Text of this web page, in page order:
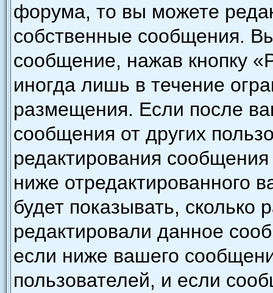
форума, то вы можете
собственные сообщения.
сообщение, нажав кнопку
иногда лишь в течение
размещения. Если после
сообщения от других
редактирования
ниже отредактированного
будет показывать, сколько
редактировали данное
если ниже вашего
пользователей, и если